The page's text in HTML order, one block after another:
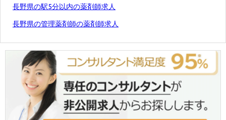
長野県の駅5分以内の薬剤師求人
長野県の管理薬剤師の薬剤師求人